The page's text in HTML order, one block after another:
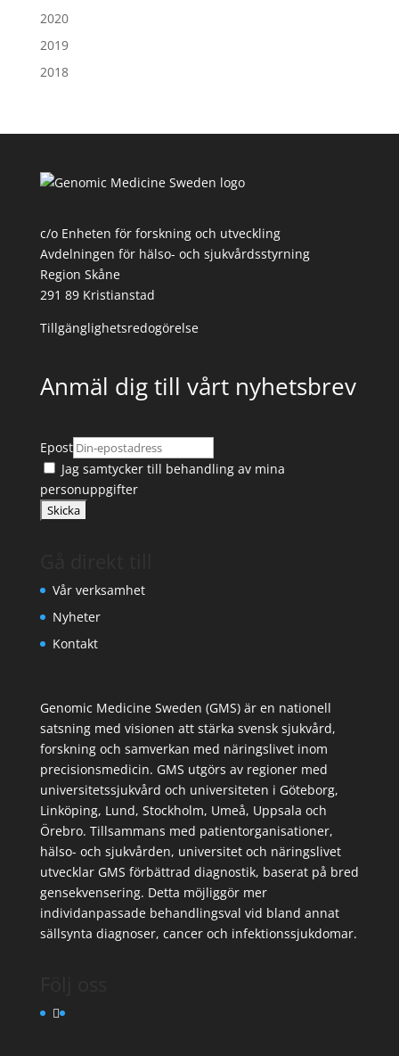
2020
2019
2018
c/o Enheten för forskning och utveckling
Avdelningen för hälso- och sjukvårdsstyrning
Region Skåne
291 89 Kristianstad
Tillgänglighetsredogörelse
Anmäl dig till vårt nyhetsbrev
Epost
Jag samtycker till behandling av mina
personuppgifter
Vår verksamhet
Nyheter
Kontakt
Genomic Medicine Sweden (GMS) är en nationell
satsning med visionen att stärka svensk sjukvård,
forskning och samverkan med näringslivet inom
precisionsmedicin. GMS utgörs av regioner med
universitetssjukvård och universiteten i Göteborg,
Linköping, Lund, Stockholm, Umeå, Uppsala och
Örebro. Tillsammans med patientorganisationer,
hälso- och sjukvården, universitet och näringslivet
utvecklar GMS förbättrad diagnostik, baserat på bred
gensekvensering. Detta möjliggör mer
individanpassade behandlingsval vid bland annat
sällsynta diagnoser, cancer och infektionssjukdomar.